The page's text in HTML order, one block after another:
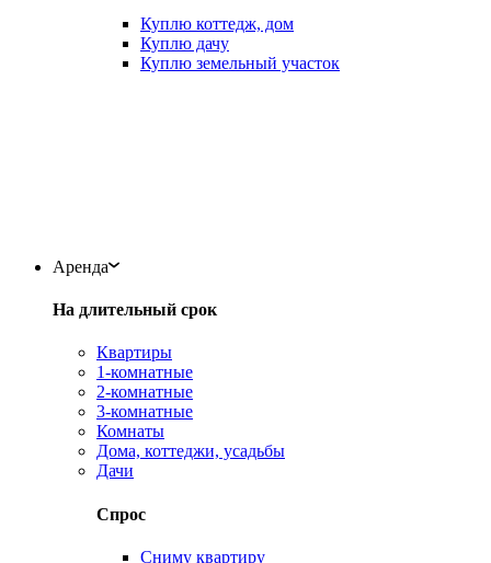
Куплю коттедж, дом
Куплю дачу
Куплю земельный участок
Аренда
На длительный срок
Квартиры
1-комнатные
2-комнатные
3-комнатные
Комнаты
Дома, коттеджи, усадьбы
Дачи
Спрос
Сниму квартиру